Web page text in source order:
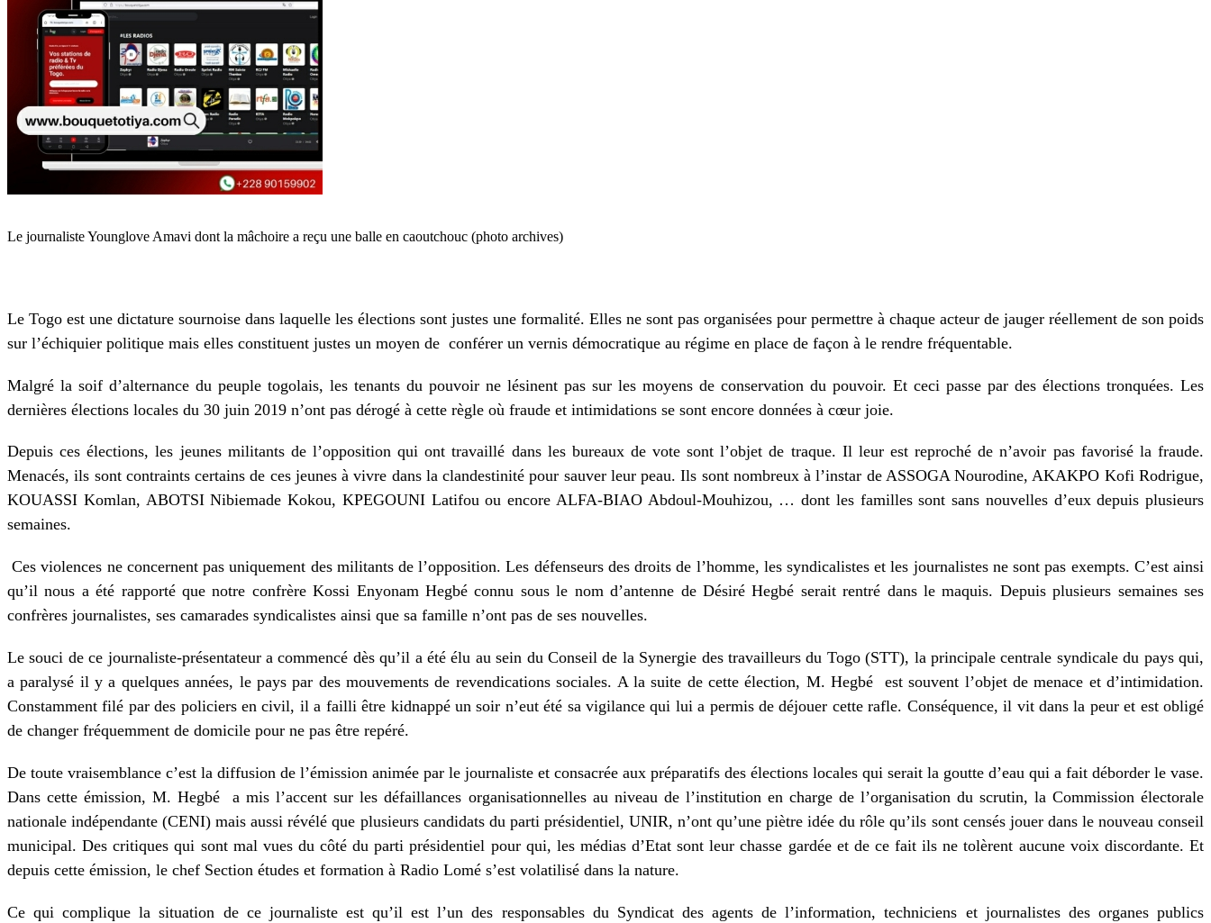
Le journaliste Younglove Amavi dont la mâchoire a reçu une balle en caoutchouc (photo archives)
Le Togo est une dictature sournoise dans laquelle les élections sont justes une formalité. Elles ne sont pas organisées pour permettre à chaque acteur de jauger réellement de son poids
sur l’échiquier politique mais elles constituent justes un moyen de conférer un vernis démocratique au régime en place de façon à le rendre fréquentable.
Malgré la soif d’alternance du peuple togolais, les tenants du pouvoir ne lésinent pas sur les moyens de conservation du pouvoir. Et ceci passe par des élections tronquées. Les
dernières élections locales du 30 juin 2019 n’ont pas dérogé à cette règle où fraude et intimidations se sont encore données à cœur joie.
Depuis ces élections, les jeunes militants de l’opposition qui ont travaillé dans les bureaux de vote sont l’objet de traque. Il leur est reproché de n’avoir pas favorisé la fraude.
Menacés, ils sont contraints certains de ces jeunes à vivre dans la clandestinité pour sauver leur peau. Ils sont nombreux à l’instar de ASSOGA Nourodine, AKAKPO Kofi Rodrigue,
KOUASSI Komlan, ABOTSI Nibiemade Kokou, KPEGOUNI Latifou ou encore ALFA-BIAO Abdoul-Mouhizou, … dont les familles sont sans nouvelles d’eux depuis plusieurs
semaines.
Ces violences ne concernent pas uniquement des militants de l’opposition. Les défenseurs des droits de l’homme, les syndicalistes et les journalistes ne sont pas exempts. C’est ainsi
qu’il nous a été rapporté que notre confrère Kossi Enyonam Hegbé connu sous le nom d’antenne de Désiré Hegbé serait rentré dans le maquis. Depuis plusieurs semaines ses
confrères journalistes, ses camarades syndicalistes ainsi que sa famille n’ont pas de ses nouvelles.
Le souci de ce journaliste-présentateur a commencé dès qu’il a été élu au sein du Conseil de la Synergie des travailleurs du Togo (STT), la principale centrale syndicale du pays qui,
a paralysé il y a quelques années, le pays par des mouvements de revendications sociales. A la suite de cette élection, M. Hegbé
est souvent l’objet de menace et d’intimidation.
Constamment filé par des policiers en civil, il a failli être kidnappé un soir n’eut été sa vigilance qui lui a permis de déjouer cette rafle. Conséquence, il vit dans la peur et est obligé
de changer fréquemment de domicile pour ne pas être repéré.
De toute vraisemblance c’est la diffusion de l’émission animée par le journaliste et consacrée aux préparatifs des élections locales qui serait la goutte d’eau qui a fait déborder le vase.
Dans cette émission, M. Hegbé
a mis l’accent sur les défaillances organisationnelles au niveau de l’institution en charge de l’organisation du scrutin, la Commission électorale
nationale indépendante (CENI) mais aussi révélé que plusieurs candidats du parti présidentiel, UNIR, n’ont qu’une piètre idée du rôle qu’ils sont censés jouer dans le nouveau conseil
municipal. Des critiques qui sont mal vues du côté du parti présidentiel pour qui, les médias d’Etat sont leur chasse gardée et de ce fait ils ne tolèrent aucune voix discordante. Et
depuis cette émission, le chef Section études et formation à Radio Lomé s’est volatilisé dans la nature.
Ce qui complique la situation de ce journaliste est qu’il est l’un des responsables du Syndicat des agents de l’information, techniciens et journalistes des organes publics